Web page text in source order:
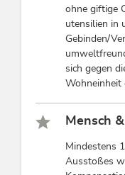
ohne giftige
utensilien in
Gebinden/
sich gegen
Wohneinheit
Mensch
Mindestens
Ausstoßes